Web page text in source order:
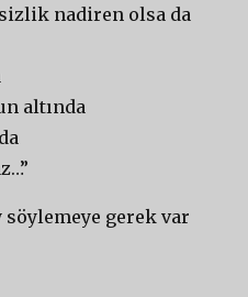
nadiren olsa da
altında
söylemeye gerek var